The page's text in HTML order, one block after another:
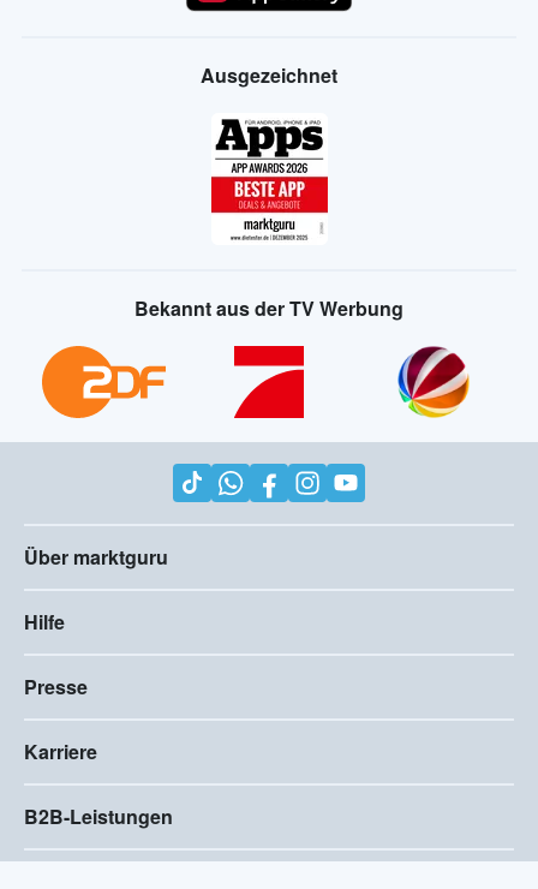
Ausgezeichnet
Bekannt aus der TV Werbung
Über marktguru
Hilfe
Presse
Karriere
B2B-Leistungen